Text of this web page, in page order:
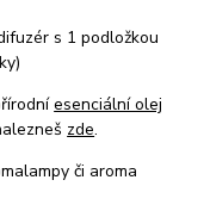
s 1 podložkou
esenciální olej
zde.
či aroma